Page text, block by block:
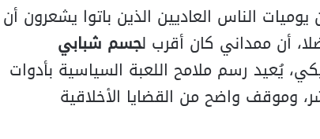
الناس العاديين الذين باتوا يشعرون أن
أن ممداني كان أقرب لجسم شبابي
يُعيد رسم ملامح اللعبة السياسية بأدوات
وموقف واضح من القضايا الأخلاقية